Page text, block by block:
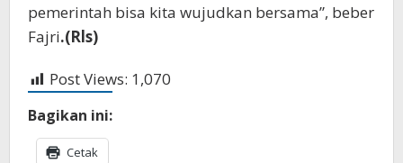
pemerintah bisa kita wujudkan bersama”, beber
Fajri.(Rls)
Post Views: 1,070
Bagikan ini:
Cetak